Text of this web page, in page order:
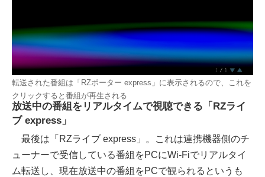
転送された番組は「RZポーター express」に表示されるので、これを
クリックすると番組が再生される
放送中の番組をリアルタイムで視聴できる「RZライ
ブ express」
最後は「RZライブ express」。これは連携機器側のチ
ューナーで受信している番組をPCにWi-Fiでリアルタイ
ム転送し、現在放送中の番組をPCで観られるというも